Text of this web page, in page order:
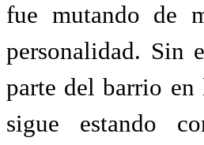
fue mutando de
personalidad. Sin
parte del barrio en
sigue estando